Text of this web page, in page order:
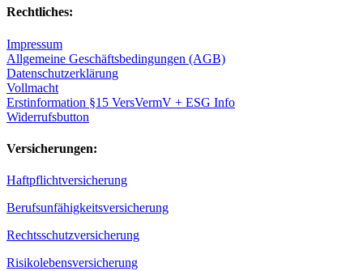
Rechtliches:
Impressum
Allgemeine Geschäftsbedingungen (AGB)
Datenschutzerklärung
Vollmacht
Erstinformation §15 VersVermV + ESG Info
Widerrufsbutton
Versicherungen:
Haftpflichtversicherung
Berufsunfähigkeitsversicherung
Rechtsschutzversicherung
Risikolebensversicherung